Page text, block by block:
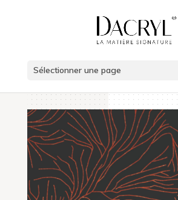
Sélectionner une page